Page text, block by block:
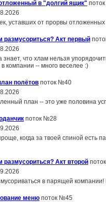
в "долгий ящик"
уставших от прорвы отложенных
размусориться? Акт первый
что хлам нельзя
компании -- много веселее :)
полётов поток №40
план -- это уже половина
поток №28
когда за твоей спиной есть
размусориться? Акт второй
в парящей компании!
меню поток №45